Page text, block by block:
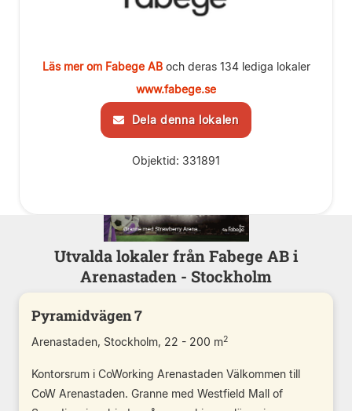
Läs mer om Fabege ABoch deras 134 lediga lokaler
www.fabege.se
Dela denna lokalen
Objektid: 331891
Utvalda lokaler från Fabege AB i
Arenastaden - Stockholm
Pyramidvägen 7
Arenastaden, Stockholm, 22 - 200 m2
Kontorsrum i CoWorking Arenastaden Välkommen till
CoW Arenastaden. Granne med Westfield Mall of